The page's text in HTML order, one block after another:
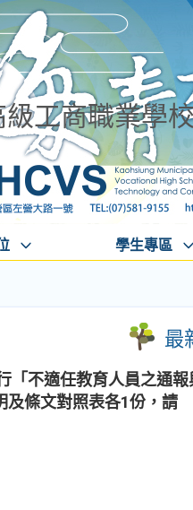
工商職業學
學生專區
最
「不適任教育人員之通
及條文對照表各1份，請